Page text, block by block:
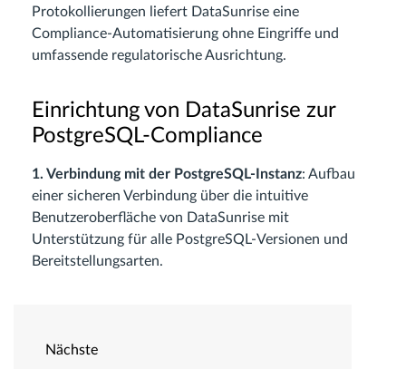
Protokollierungen liefert DataSunrise eine
Compliance-Automatisierung ohne Eingriffe und
umfassende regulatorische Ausrichtung.
Einrichtung von DataSunrise zur
PostgreSQL-Compliance
1. Verbindung mit der PostgreSQL-Instanz: Aufbau
einer sicheren Verbindung über die intuitive
Benutzeroberfläche von DataSunrise mit
Unterstützung für alle PostgreSQL-Versionen und
Bereitstellungsarten.
Nächste